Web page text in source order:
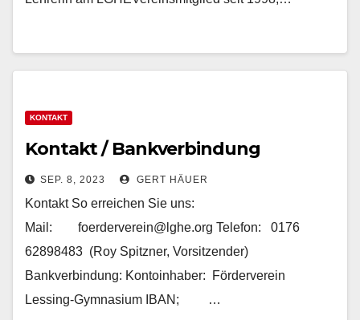
KONTAKT
Kontakt / Bankverbindung
SEP. 8, 2023 GERT HÄUER
Kontakt So erreichen Sie uns:
Mail: foerderverein@lghe.org Telefon: 0176
62898483 (Roy Spitzner, Vorsitzender)
Bankverbindung: Kontoinhaber: Förderverein
Lessing-Gymnasium IBAN; …